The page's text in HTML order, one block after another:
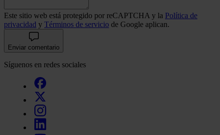
Este sitio web está protegido por reCAPTCHA y la Política de
privacidad y Términos de servicio de Google aplican.
Enviar comentario
Síguenos en redes sociales